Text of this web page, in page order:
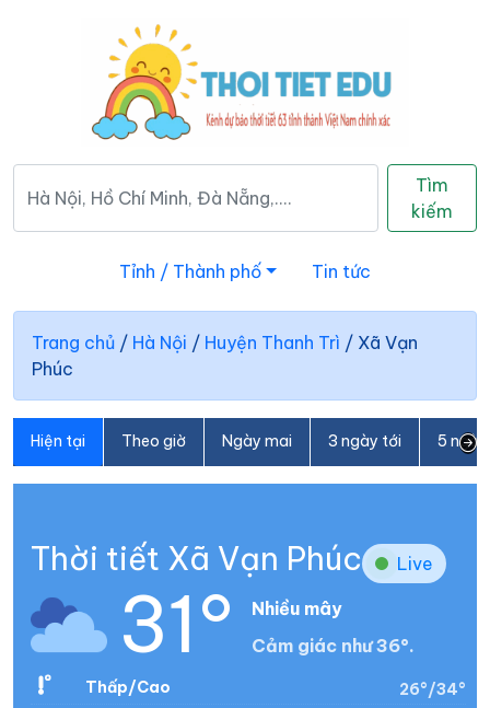
Tìm
kiếm
Tỉnh / Thành phố Tin tức
Trang chủ / Hà Nội / Huyện Thanh Trì / Xã Vạn
Phúc
Hiện tại Theo giờ Ngày mai 3 ngày tới 5
Thời tiết Xã Vạn Phúc Live
31°
Nhiều mây
Cảm giác như 36°.
Thấp/Cao
26°/34°